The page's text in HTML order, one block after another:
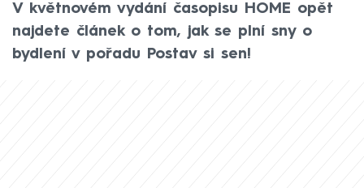
V květnovém vydání časopisu HOME opět
najdete článek o tom, jak se plní sny o
bydlení v pořadu Postav si sen!